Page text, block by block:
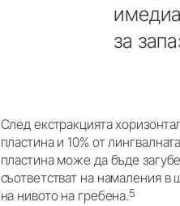
за
След екстракцията
пластина и 10% от
пластина може да бъде
съответстват на намаления
на нивото на гребена.5